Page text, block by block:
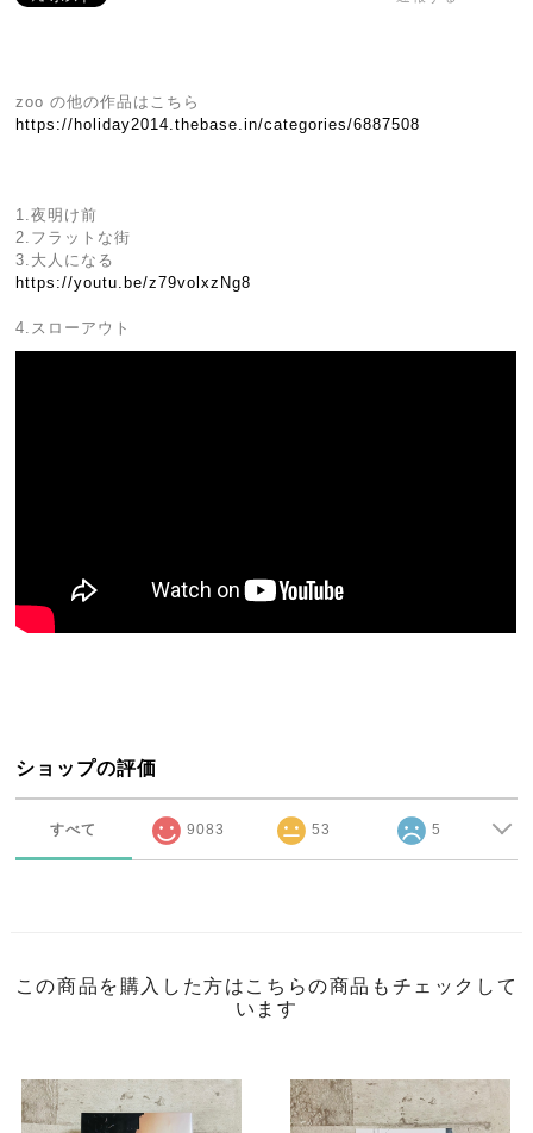
zoo の他の作品はこちら
https://holiday2014.thebase.in/categories/6887508
1.夜明け前
2.フラットな街
3.大人になる
https://youtu.be/z79volxzNg8
4.スローアウト
ショップの評価
すべて 9083 53 5
この商品を購入した方はこちらの商品もチェックして
います